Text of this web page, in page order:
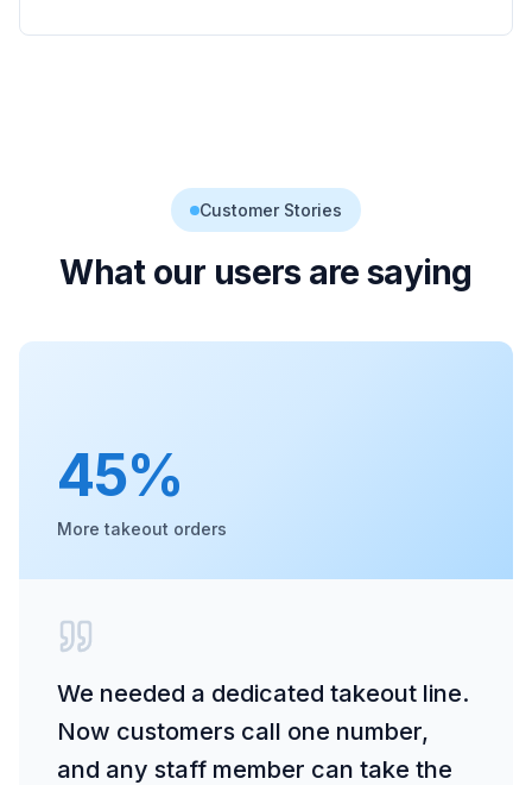
Customer Stories
What our users are saying
45%
More takeout orders
We needed a dedicated takeout line.
Now customers call one number,
and any staff member can take the